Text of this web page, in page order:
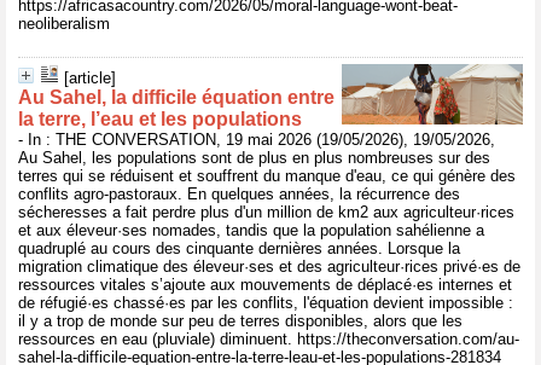
https://africasacountry.com/2026/05/moral-language-wont-beat-
neoliberalism
[article]
Au Sahel, la difficile équation entre
la terre, l’eau et les populations
- In : THE CONVERSATION, 19 mai 2026 (19/05/2026), 19/05/2026,
Au Sahel, les populations sont de plus en plus nombreuses sur des
terres qui se réduisent et souffrent du manque d'eau, ce qui génère des
conflits agro-pastoraux. En quelques années, la récurrence des
sécheresses a fait perdre plus d'un million de km2 aux agriculteur·rices
et aux éleveur·ses nomades, tandis que la population sahélienne a
quadruplé au cours des cinquante dernières années. Lorsque la
migration climatique des éleveur·ses et des agriculteur·rices privé·es de
ressources vitales s’ajoute aux mouvements de déplacé·es internes et
de réfugié·es chassé·es par les conflits, l'équation devient impossible :
il y a trop de monde sur peu de terres disponibles, alors que les
ressources en eau (pluviale) diminuent. https://theconversation.com/au-
sahel-la-difficile-equation-entre-la-terre-leau-et-les-populations-281834